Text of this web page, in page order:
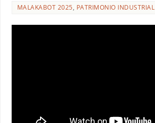
MALAKABOT 2025, PATRIMONIO INDUSTRIAL